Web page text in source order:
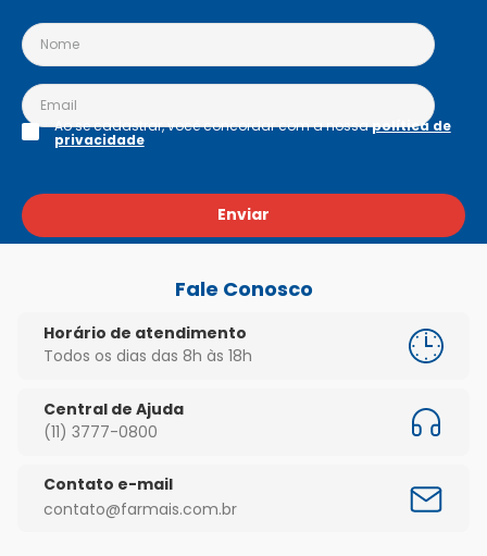
Enviar
Ao se cadastrar, você concordar com a nossapolítica de
privacidade
Fale Conosco
Horário de atendimento
Todos os dias das 8h às 18h
Central de Ajuda
(11) 3777-0800
Contato e-mail
contato@farmais.com.br